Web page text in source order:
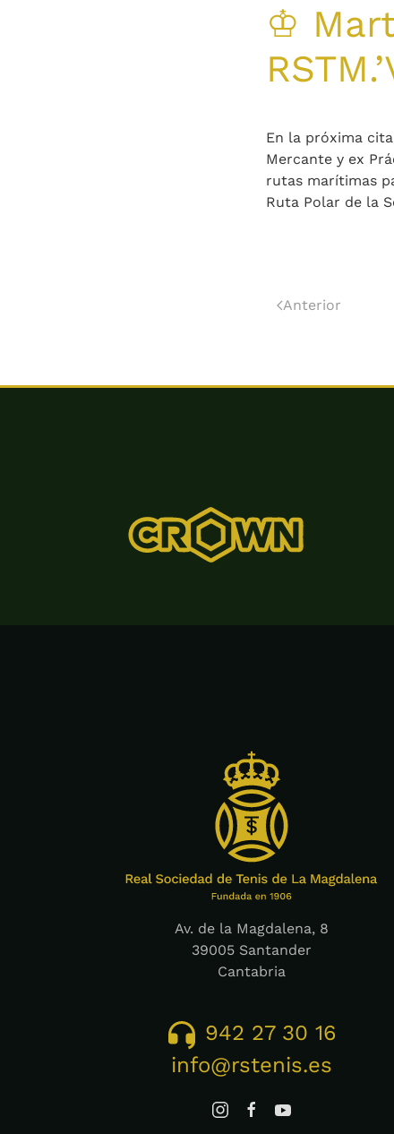
♔
En la próxima
Mercante y ex
rutas marítimas
Ruta Polar de la
Anterior
Av. de la Magdalena, 8
39005 Santander
Cantabria
942 27 30 16
info@rstenis.es